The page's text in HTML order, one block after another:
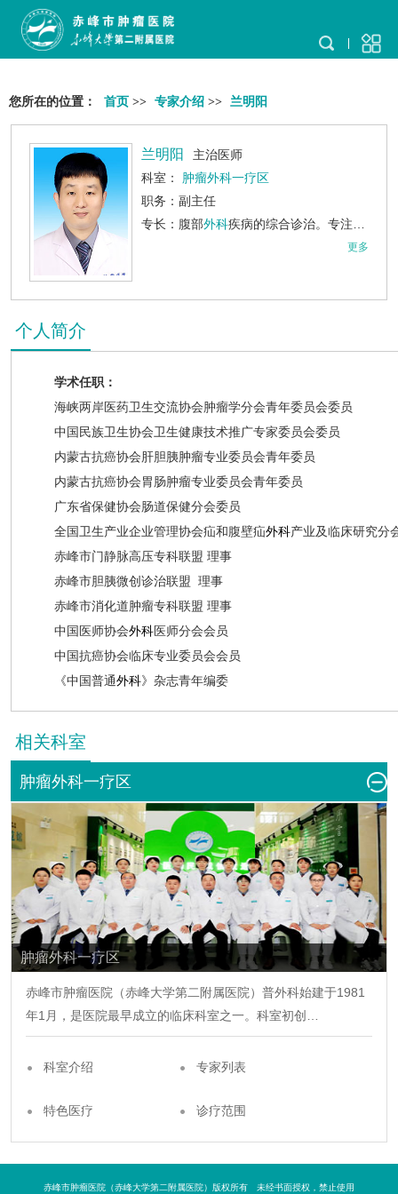
您所在的位置： 首页 >> 专家介绍 >> 兰明阳
兰明阳
主治医师
科室： 肿瘤外科一疗区
职务：副主任
专长：腹部外科疾病的综合诊治。专注于肝胆胰肿瘤、胃肠肿瘤的规范化
更多
个人简介
学术任职：
海峡两岸医药卫生交流协会肿瘤学分会青年委员会委员
中国民族卫生协会卫生健康技术推广专家委员会委员
内蒙古抗癌协会肝胆胰肿瘤专业委员会青年委员
内蒙古抗癌协会胃肠肿瘤专业委员会青年委员
广东省保健协会肠道保健分会委员
全国卫生产业企业管理协会疝和腹壁疝外科产业及临床研究分
赤峰市门静脉高压专科联盟 理事
赤峰市胆胰微创诊治联盟 理事
赤峰市消化道肿瘤专科联盟 理事
中国医师协会外科医师分会会员
中国抗癌协会临床专业委员会会员
《中国普通外科》杂志青年编委
相关科室
肿瘤外科一疗区
肿瘤外科一疗区
赤峰市肿瘤医院（赤峰大学第二附属医院）普外科始建于1981
年1月，是医院最早成立的临床科室之一。科室初创…
科室介绍 专家列表
特色医疗 诊疗范围
赤峰市肿瘤医院（赤峰大学第二附属医院）版权所有 未经书面授权，禁止使用